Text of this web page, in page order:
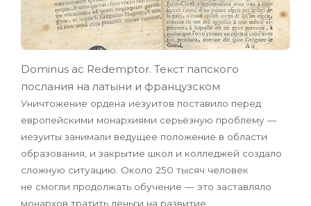
Dominus ac Redemptor. Текст папского
послания на латыни и французском
Уничтожение ордена иезуитов поставило перед
европейскими монархиями серьёзную проблему —
иезуиты занимали ведущее положение в области
образования, и закрытие школ и колледжей создало
сложную ситуацию. Около 250 тысяч человек
не смогли продолжать обучение — это заставляло
монархов тратить деньги на развитие